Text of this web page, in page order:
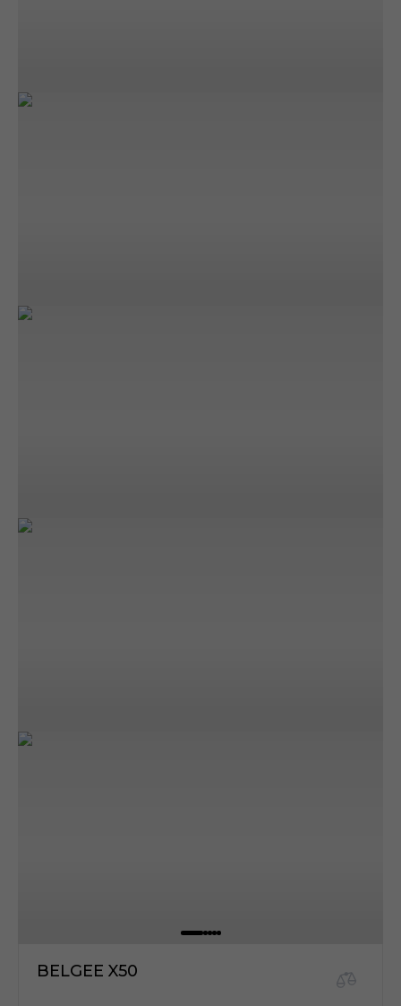
BELGEE X50